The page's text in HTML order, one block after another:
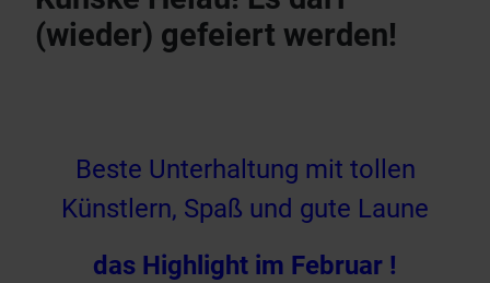
(wieder) gefeiert werden!
Beste Unterhaltung mit tollen
Künstlern, Spaß und gute Laune
das Highlight im Februar !